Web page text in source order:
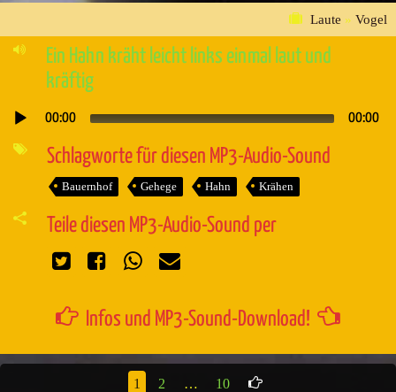
Laute » Vogel
Ein Hahn kräht leicht links einmal laut und
kräftig
Audio-
00:00 00:00
Schlagworte für diesen MP3-Audio-Sound
Bauernhof Gehege Hahn Krähen
Teile diesen MP3-Audio-Sound per
Infos und MP3-Sound-Download!
1 2 … 10